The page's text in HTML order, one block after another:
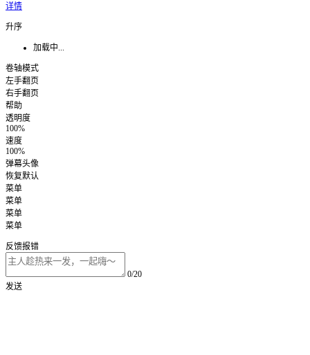
详情
升序
加载中...
卷轴模式
左手翻页
右手翻页
帮助
透明度
100%
速度
100%
弹幕头像
恢复默认
菜单
菜单
菜单
菜单
反馈报错
0/20
发送